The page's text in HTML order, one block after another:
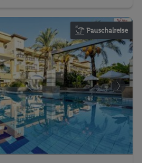
Pauschalreise